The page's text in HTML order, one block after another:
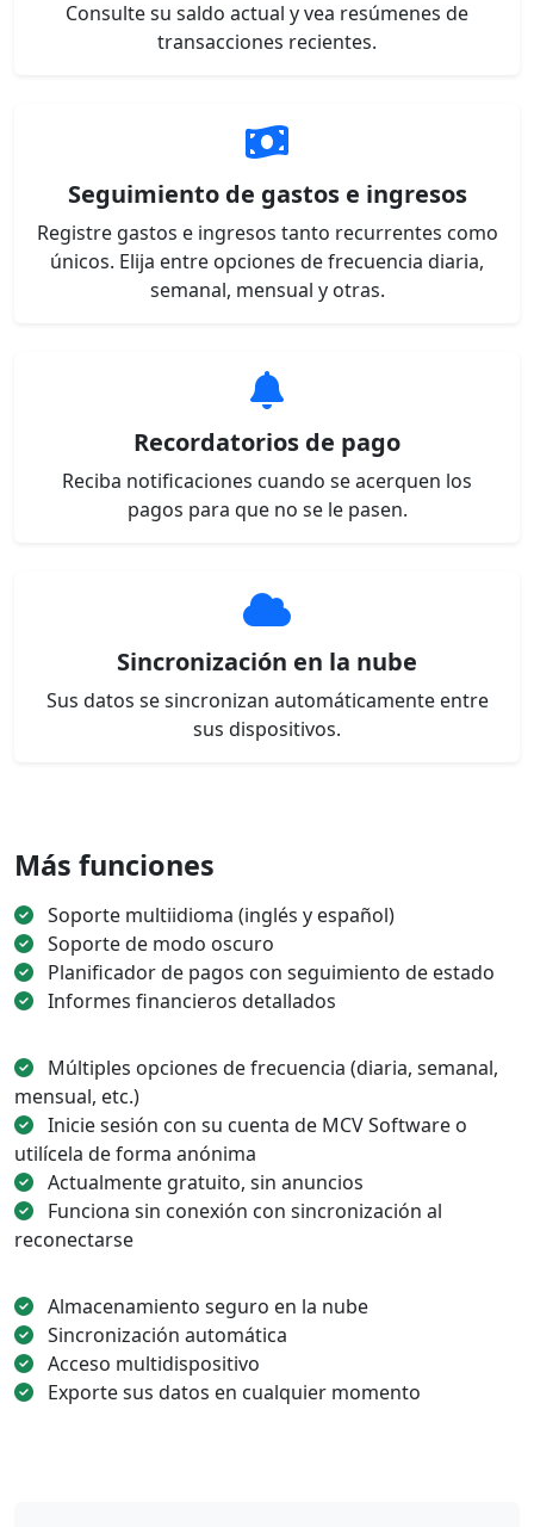
Consulte su saldo actual y vea resúmenes de
transacciones recientes.
Seguimiento de gastos e ingresos
Registre gastos e ingresos tanto recurrentes como
únicos. Elija entre opciones de frecuencia diaria,
semanal, mensual y otras.
Recordatorios de pago
Reciba notificaciones cuando se acerquen los
pagos para que no se le pasen.
Sincronización en la nube
Sus datos se sincronizan automáticamente entre
sus dispositivos.
Más funciones
Soporte multiidioma (inglés y español)
Soporte de modo oscuro
Planificador de pagos con seguimiento de estado
Informes financieros detallados
Múltiples opciones de frecuencia (diaria, semanal,
mensual, etc.)
Inicie sesión con su cuenta de MCV Software o
utilícela de forma anónima
Actualmente gratuito, sin anuncios
Funciona sin conexión con sincronización al
reconectarse
Almacenamiento seguro en la nube
Sincronización automática
Acceso multidispositivo
Exporte sus datos en cualquier momento